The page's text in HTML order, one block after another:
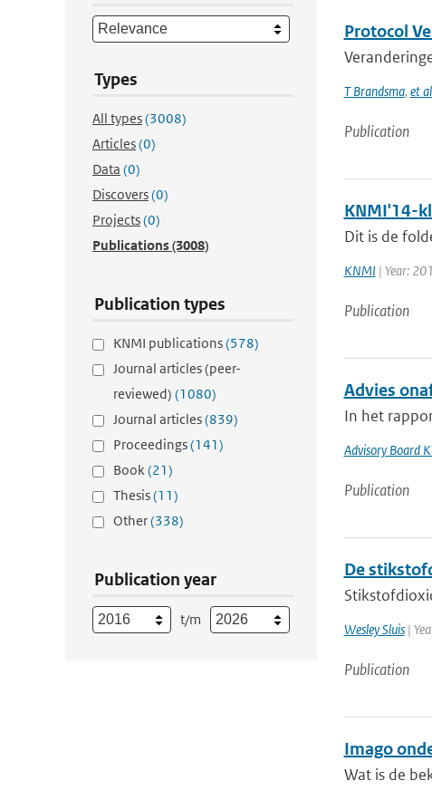
Types
All types(3008)
Articles(0)
Data (0)
Discovers(0)
Projects(0)
Publications(3008)
Publication types
KNMI publications(578)
Journal articles (peer-
reviewed) (1080)
Journal articles(839)
Proceedings(141)
Book(21)
Thesis(11)
Other(338)
Publication year
t/m
Protocol
T Brandsma, et
Publication
KNMI'14-
Dit is de
KNMI | Year:
Publication
Advies
In het
Advisory Board
Publication
De
Wesley Sluis|
Publication
Imago
Wat is de